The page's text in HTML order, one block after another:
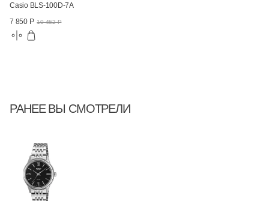
Casio BLS-100D-7A
7 850 Р 10 462 Р
РАНЕЕ ВЫ СМОТРЕЛИ